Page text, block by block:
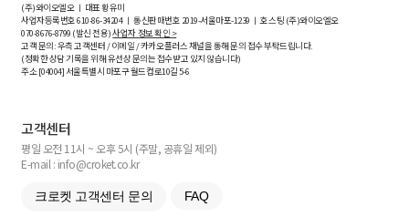
(주)와이오엘오 ㅣ 대표 황유미
사업자등록번호610-86-34204ㅣ 통신판매번호 2019-서울마포-1239 ㅣ 호스팅 (주)와이오엘오
070-8676-8799 (발신 전용)사업자 정보 확인 >
고객 문의: 우측 고객센터 / 이메일 / 카카오플러스 채널을 통해 문의 접수 부탁드립니다.
(정확한 상담 기록을 위해 유선상 문의는 접수받고 있지 않습니다)
주소 [04004] 서울특별시 마포구 월드컵로10길5-6
고객센터
평일 오전 11시 ~ 오후 5시 (주말, 공휴일 제외)
E-mail : info@croket.co.kr
크로켓 고객센터 문의 FAQ